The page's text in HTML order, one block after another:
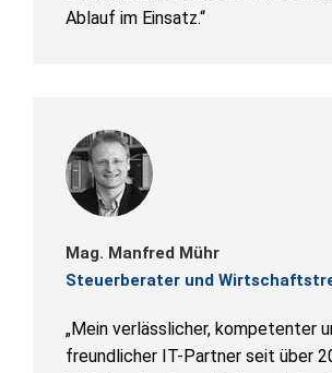
Ablauf im Einsatz.“
Mag. Manfred Mühr
Steuerberater und
„Mein verlässlicher, kompetenter
freundlicher IT-Partner seit über